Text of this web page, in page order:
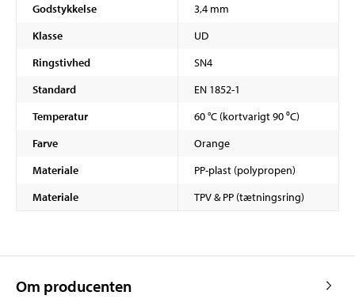
Godstykkelse
3,4 mm
Klasse
UD
Ringstivhed
SN4
Standard
EN 1852-1
Temperatur
60 °C (kortvarigt 90 ⁰C)
Farve
Orange
Materiale
PP-plast (polypropen)
Materiale
TPV & PP (tætningsring)
Om producenten